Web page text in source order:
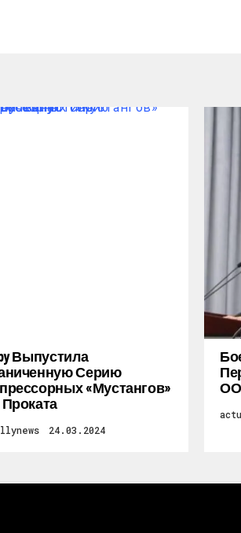
Выпустила
Серию
«Мустангов»
24.03.2024